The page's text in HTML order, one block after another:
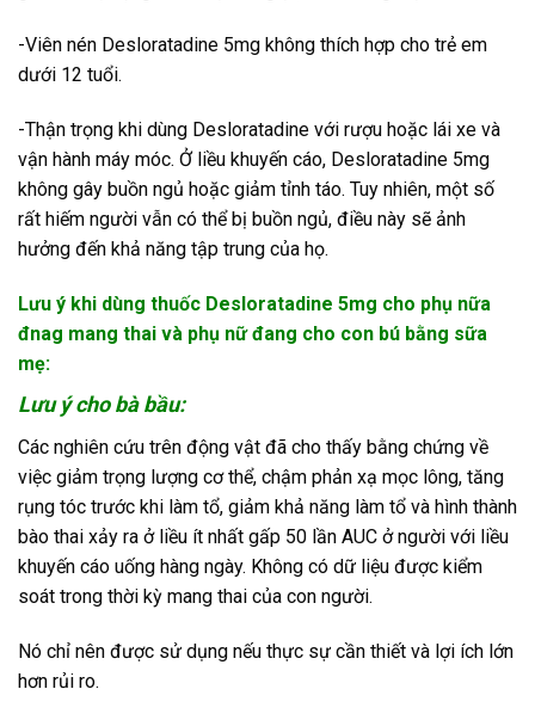
-Viên nén Desloratadine 5mg không thích hợp cho trẻ em
dưới 12 tuổi.
-Thận trọng khi dùng Desloratadine với rượu hoặc lái xe và
vận hành máy móc. Ở liều khuyến cáo, Desloratadine 5mg
không gây buồn ngủ hoặc giảm tỉnh táo. Tuy nhiên, một số
rất hiếm người vẫn có thể bị buồn ngủ, điều này sẽ ảnh
hưởng đến khả năng tập trung của họ.
Lưu ý khi dùng thuốc Desloratadine 5mg cho phụ nữa
đnag mang thai và phụ nữ đang cho con bú bằng sữa
mẹ:
Lưu ý cho bà bầu:
Các nghiên cứu trên động vật đã cho thấy bằng chứng về
việc giảm trọng lượng cơ thể, chậm phản xạ mọc lông, tăng
rụng tóc trước khi làm tổ, giảm khả năng làm tổ và hình thành
bào thai xảy ra ở liều ít nhất gấp 50 lần AUC ở người với liều
khuyến cáo uống hàng ngày. Không có dữ liệu được kiểm
soát trong thời kỳ mang thai của con người.
Nó chỉ nên được sử dụng nếu thực sự cần thiết và lợi ích lớn
hơn rủi ro.